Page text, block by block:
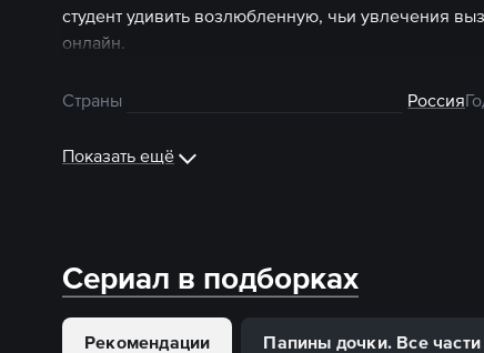
студент удивить возлюбленную, чьи увлечения
онлайн.
Страны Россия
Показать ещё
Сериал в подборках
Рекомендации Папины дочки. Все части